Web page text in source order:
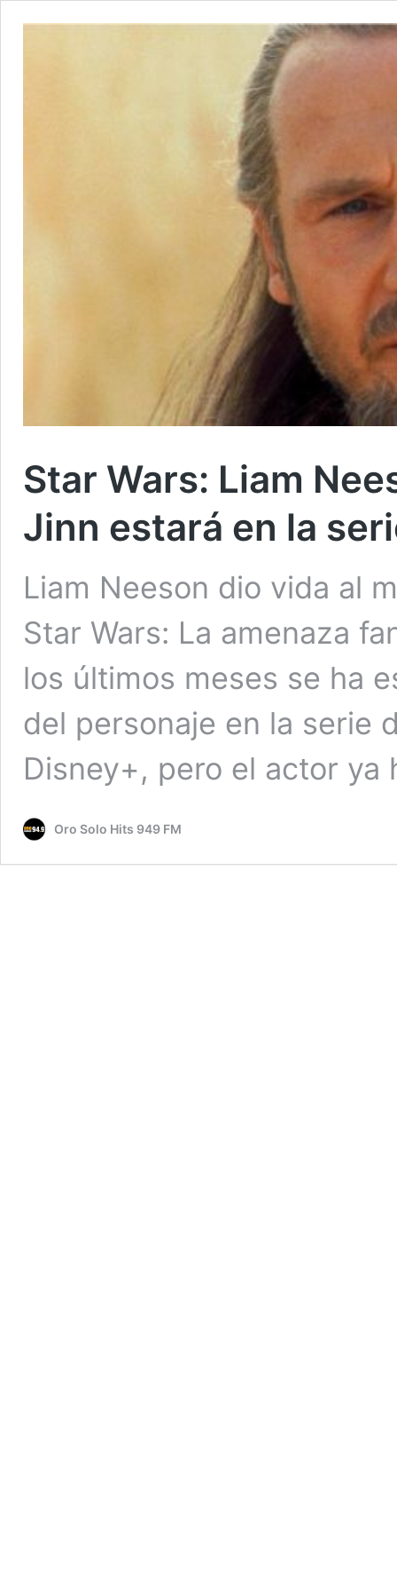
Star Wars: Liam
Jinn estará en la
Liam Neeson dio vida al
Star Wars: La amenaza
los últimos meses se ha
del personaje en la serie
Disney+, pero el actor ya
Oro Solo Hits 949 FM